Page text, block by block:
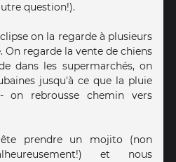
question!).
on la regarde à plusieurs
On regarde la vente de chiens
dans les supermarchés, on
jusqu'à ce que la pluie
rebrousse chemin vers
prendre un mojito (non
et nous